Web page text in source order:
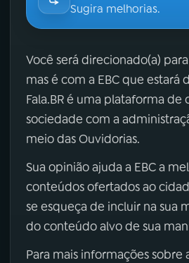
Sugira melhorias.
Você será direcionado(a) para
mas é com a EBC que estará
Fala.BR é uma plataforma de
sociedade com a
meio das Ouvidorias.
Sua opinião ajuda a EBC a
conteúdos ofertados ao
se esqueça de incluir na sua
do conteúdo alvo de sua
Para mais informações sobre